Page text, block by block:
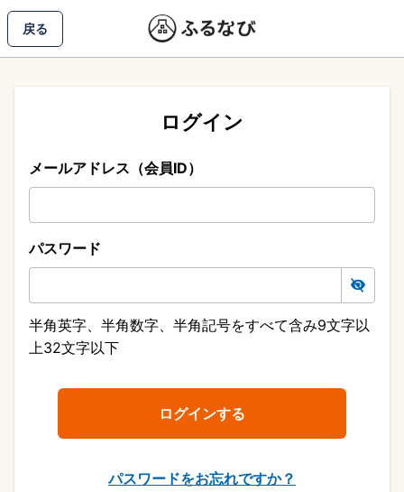
戻る
ログイン
メールアドレス（会員ID）
パスワード
半角英字、半角数字、半角記号をすべて含み9文字以
上32文字以下
パスワードをお忘れですか？